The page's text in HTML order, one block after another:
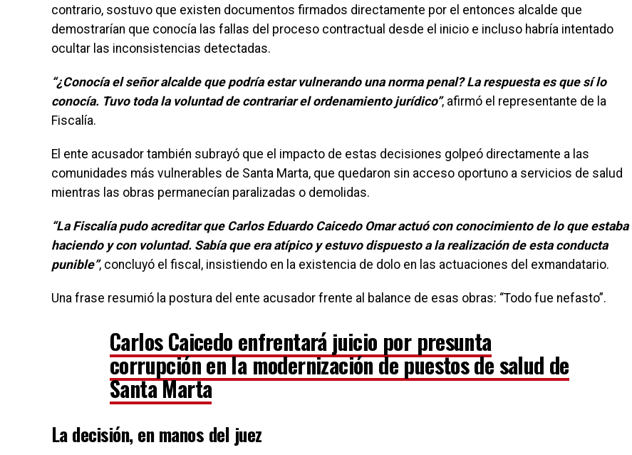
contrario, sostuvo que existen documentos firmados directamente por el entonces alcalde que
demostrarían que conocía las fallas del proceso contractual desde el inicio e incluso habría intentado
ocultar las inconsistencias detectadas.
“¿Conocía el señor alcalde que podría estar vulnerando una norma penal? La respuesta es que sí lo
conocía. Tuvo toda la voluntad de contrariar el ordenamiento jurídico”, afirmó el representante de la
Fiscalía.
El ente acusador también subrayó que el impacto de estas decisiones golpeó directamente a las
comunidades más vulnerables de Santa Marta, que quedaron sin acceso oportuno a servicios de salud
mientras las obras permanecían paralizadas o demolidas.
“La Fiscalía pudo acreditar que Carlos Eduardo Caicedo Omar actuó con conocimiento de lo que estaba
haciendo y con voluntad. Sabía que era atípico y estuvo dispuesto a la realización de esta conducta
punible”, concluyó el fiscal, insistiendo en la existencia de dolo en las actuaciones del exmandatario.
Una frase resumió la postura del ente acusador frente al balance de esas obras: “Todo fue nefasto”.
Carlos Caicedo enfrentará juicio por presunta
corrupción en la modernización de puestos de salud de
Santa Marta
La decisión, en manos del juez